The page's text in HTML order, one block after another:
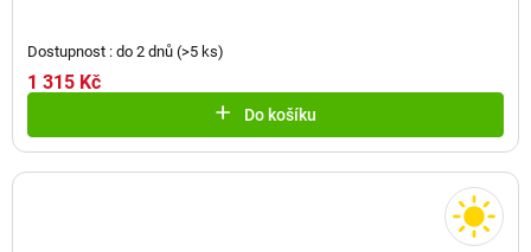
Dostupnost : do 2 dnů (>5 ks)
1 315 Kč
Do košíku